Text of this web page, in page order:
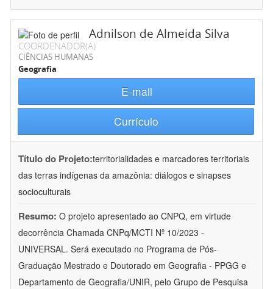
Adnilson de Almeida Silva
COORDENADOR(A)
CIÊNCIAS HUMANAS
Geografia
E-mail
Currículo
Título do Projeto:territorialidades e marcadores territoriais
das terras indígenas da amazônia: diálogos e sinapses
socioculturais
Resumo: O projeto apresentado ao CNPQ, em virtude
decorrência Chamada CNPq/MCTI Nº 10/2023 -
UNIVERSAL. Será executado no Programa de Pós-
Graduação Mestrado e Doutorado em Geografia - PPGG e
Departamento de Geografia/UNIR, pelo Grupo de Pesquisa